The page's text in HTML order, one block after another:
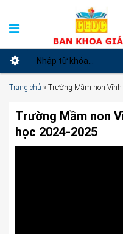
Trang chủ » Trường Mầm non
Trường Mầm non
học 2024-2025